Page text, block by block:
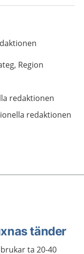
Region
redaktionen
redaktionen
tänder
ta 20-40